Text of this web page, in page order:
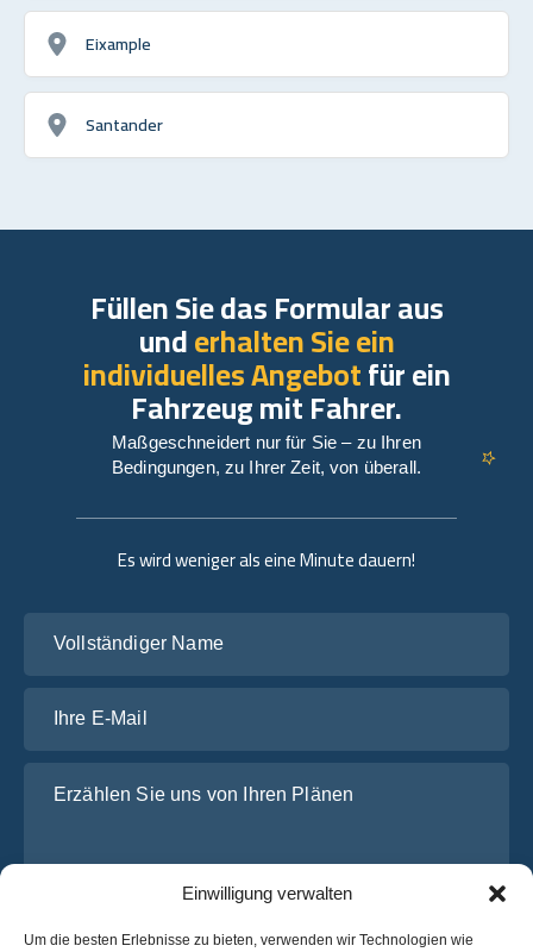
Einwilligung verwalten
Um die besten Erlebnisse zu bieten, verwenden wir Technologien wie
Eixample
Santander
Es wird weniger als eine Minute dauern!
Füllen Sie das Formular aus
underhalten Sie ein
individuelles Angebotfür ein
Fahrzeug mit Fahrer.
Maßgeschneidert nur für Sie – zu Ihren
Bedingungen, zu Ihrer Zeit, von überall.